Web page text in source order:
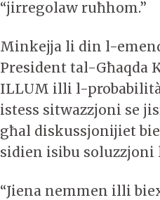
“jirregolaw ruħhom.”
Minkejja li din l-
President tal-Għaqda
ILLUM illi l-
istess sitwazzjoni se
għal diskussjonijiet
sidien isibu
“Jiena nemmen illi